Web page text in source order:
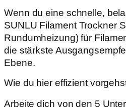
Wenn du eine schnelle,
SUNLU Filament Trockner
Rundumheizung) für
die stärkste
Ebene.
Wie du hier effizient
Arbeite dich von den 5